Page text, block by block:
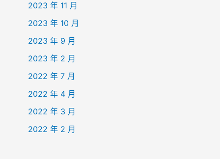
2023 年 11 月
2023 年 10 月
2023 年 9 月
2023 年 2 月
2022 年 7 月
2022 年 4 月
2022 年 3 月
2022 年 2 月